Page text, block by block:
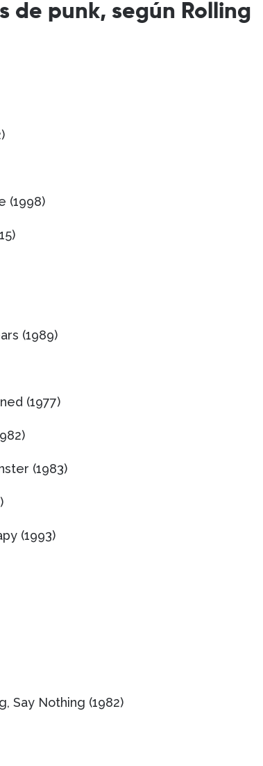
de punk, según Rolling
(1998)
(1989)
(1977)
(1983)
(1993)
Say Nothing (1982)